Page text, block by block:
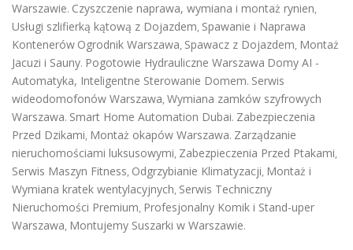
Warszawie. Czyszczenie naprawa, wymiana i montaż rynien,
Usługi szlifierką kątową z Dojazdem, Spawanie i Naprawa
Kontenerów Ogrodnik Warszawa, Spawacz z Dojazdem, Montaż
Jacuzi i Sauny. Pogotowie Hydrauliczne Warszawa Domy AI -
Automatyka, Inteligentne Sterowanie Domem. Serwis
wideodomofonów Warszawa, Wymiana zamków szyfrowych
Warszawa. Smart Home Automation Dubai. Zabezpieczenia
Przed Dzikami, Montaż okapów Warszawa. Zarządzanie
nieruchomościami luksusowymi, Zabezpieczenia Przed Ptakami,
Serwis Maszyn Fitness, Odgrzybianie Klimatyzacji, Montaż i
Wymiana kratek wentylacyjnych, Serwis Techniczny
Nieruchomości Premium, Profesjonalny Komik i Stand-uper
Warszawa, Montujemy Suszarki w Warszawie.